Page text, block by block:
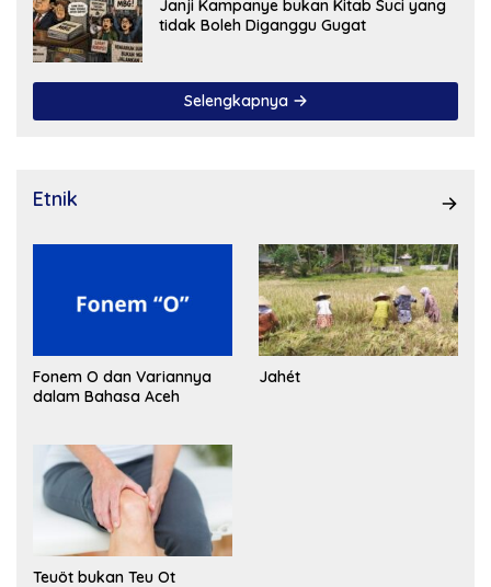
Janji Kampanye bukan Kitab Suci yang
tidak Boleh Diganggu Gugat
Selengkapnya
Etnik
Fonem O dan Variannya
dalam Bahasa Aceh
Jahét
Teuöt bukan Teu Ot